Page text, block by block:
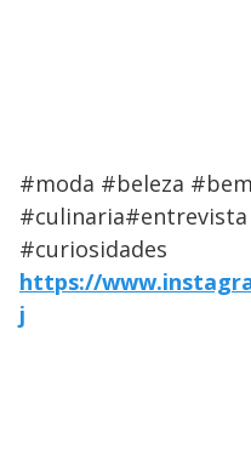
#moda #beleza
#curiosidades
https://
j